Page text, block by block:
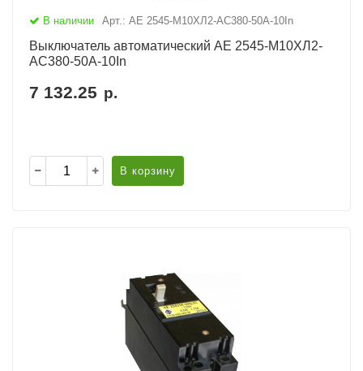
В наличии Арт.: АЕ 2545-М10ХЛ2-AC380-50А-10In
Выключатель автоматический АЕ 2545-М10ХЛ2-
AC380-50А-10In
7 132.25 р.
В корзину